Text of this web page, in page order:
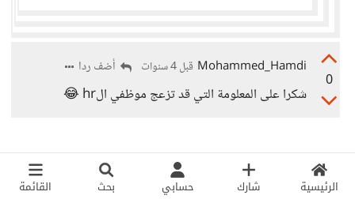
الرئيسية شارك حسابي بحث القائمة
0
Mohammed_Hamdi قبل 4 سنوات أضف ردا
شكرا على المعلومة التي قد تزعج موظفي الhr 😂